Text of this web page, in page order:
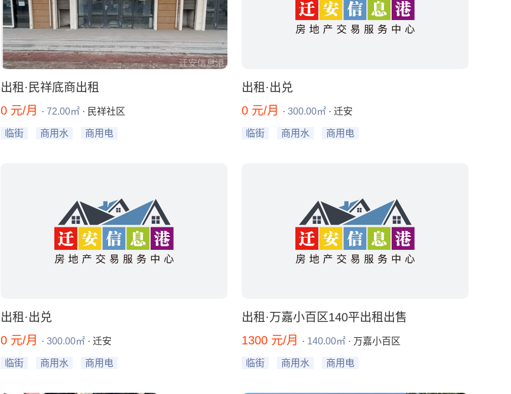
出租·民祥底商出租
0 元/月
· 72.00㎡ · 民祥社区
临街 商用水 商用电
出租·出兑
0 元/月
· 300.00㎡ · 迁安
临街 商用水 商用电
出租·出兑
0 元/月
· 300.00㎡ · 迁安
临街 商用水 商用电
出租·万嘉小百区140平出租出售
1300 元/月
· 140.00㎡ · 万嘉小百区
临街 商用水 商用电